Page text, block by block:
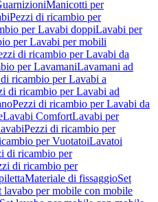
Manicotti per
Pezzi di ricambio per
per Lavabi doppiLavabi per
per Lavabi per mobili
di ricambio per Lavabi da
per LavamaniLavamani ad
ricambio per Lavabi a
di ricambio per Lavabi ad
Pezzi di ricambio per Lavabi da
Lavabi ComfortLavabi per
Pezzi di ricambio per
per VuotatoiLavatoi
di ricambio per
di ricambio per
Materiale di fissaggioSet
lavabo per mobile con mobile